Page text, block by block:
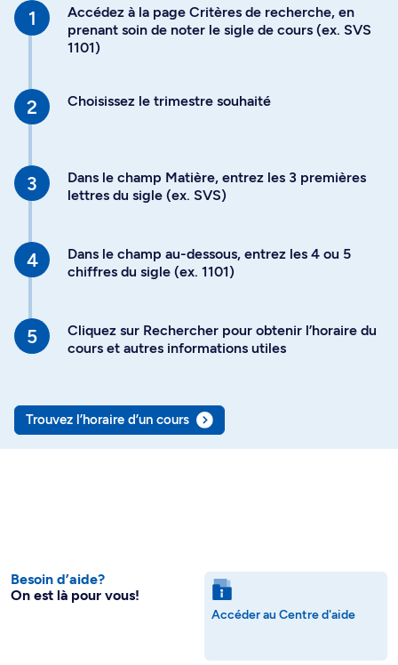
Accédez à la page Critères de recherche, en
prenant soin de noter le sigle de cours (ex. SVS
1101)
Choisissez le trimestre souhaité
Dans le champ Matière, entrez les 3 premières
lettres du sigle (ex. SVS)
Dans le champ au-dessous, entrez les 4 ou 5
chiffres du sigle (ex. 1101)
Cliquez sur Rechercher pour obtenir l’horaire du
cours et autres informations utiles
Trouvez l’horaire d’un cours
Besoin d’aide?
On est là pour vous!
Accéder au Centre d'aide